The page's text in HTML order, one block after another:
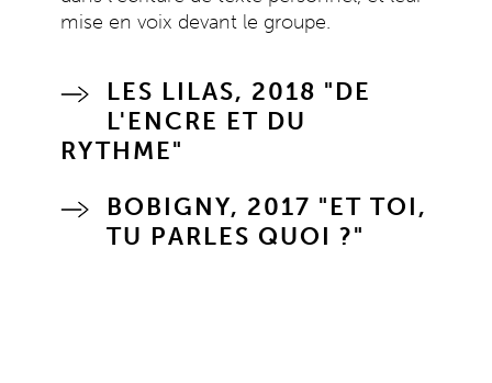
mise en voix devant le groupe.
LES LILAS, 2018 "DE
L'ENCRE ET DU
RYTHME"
BOBIGNY, 2017 "ET TOI,
TU PARLES QUOI ?"